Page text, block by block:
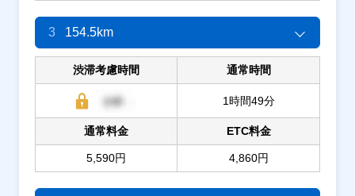
3 154.5km
渋滞考慮時間 通常時間
1時間49分
通常料金
5,590円
ETC料金
4,860円